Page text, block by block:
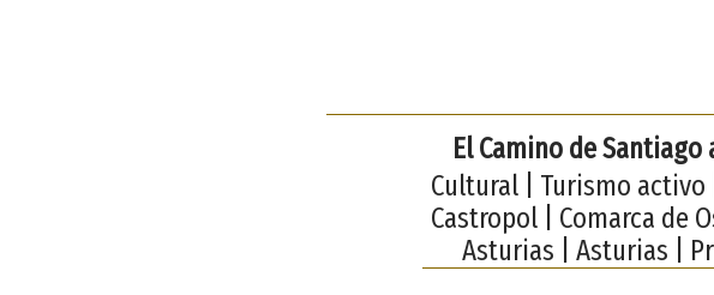
El Camino de
Cultural | Turismo activo
Castropol | Comarca de
Asturias | Asturias |